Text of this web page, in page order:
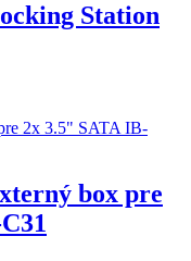
Station
box pre